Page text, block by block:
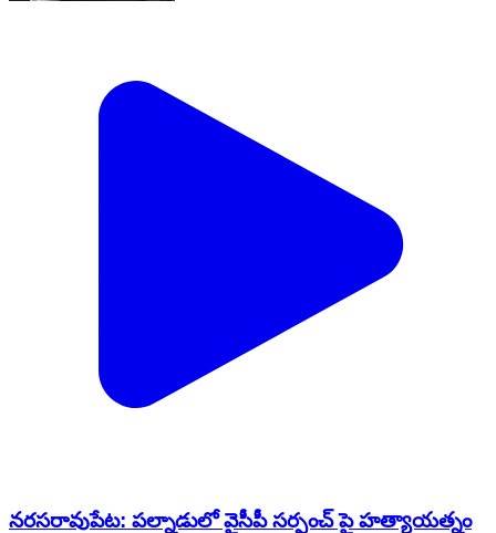
నరసరావుపేట: పల్నాడులో వైసీపీ సర్పంచ్ పై హత్యాయత్నం